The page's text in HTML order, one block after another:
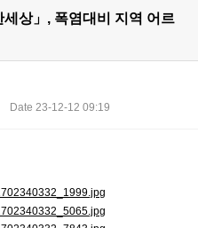
상」, 폭염대비 지역 어르
Date 23-12-12 09:19